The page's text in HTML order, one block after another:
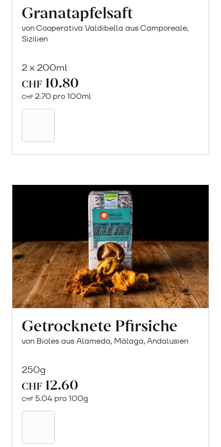
Granatapfelsaft
von Cooperativa Valdibella aus Camporeale,
Sizilien
2 x 200ml
CHF 10.80
CHF 2.70 pro 100ml
Getrocknete Pfirsiche
von Bioles aus Alameda, Málaga, Andalusien
250g
CHF 12.60
CHF 5.04 pro 100g